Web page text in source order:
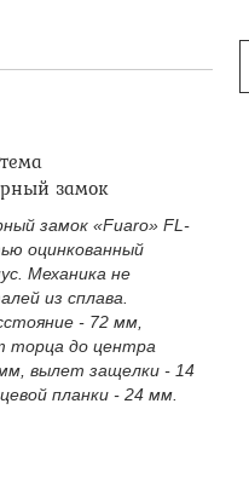
замок
замок «Fuaro» FL-
оцинкованный
Механика не
из сплава.
- 72 мм,
торца до центра
вылет защелки - 14
планки - 24 мм.